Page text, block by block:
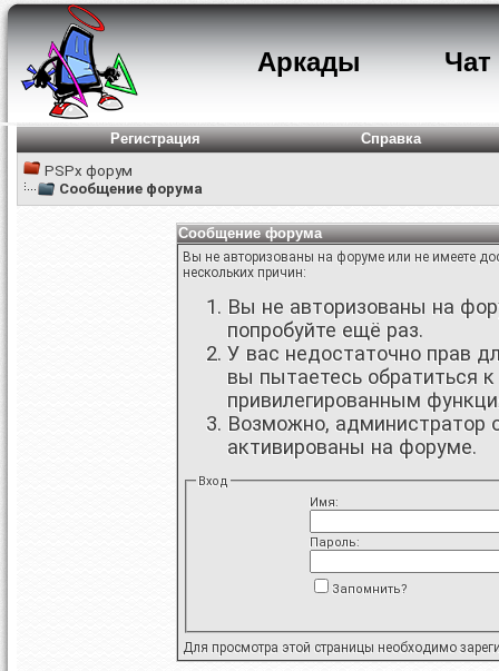
Аркады Чат
Регистрация
Справка
PSPx форум
Сообщение форума
Сообщение форума
Вы не авторизованы на форуме или не имеете
нескольких причин:
Вы не авторизованы на
попробуйте ещё раз.
У вас недостаточно прав
вы пытаетесь обратиться
привилегированным
Возможно, администратор
активированы на форуме.
Вход
Имя:
Пароль:
Запомнить?
Для просмотра этой страницы необходимо